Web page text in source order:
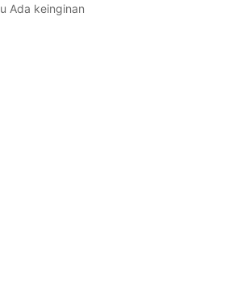
Ada keinginan